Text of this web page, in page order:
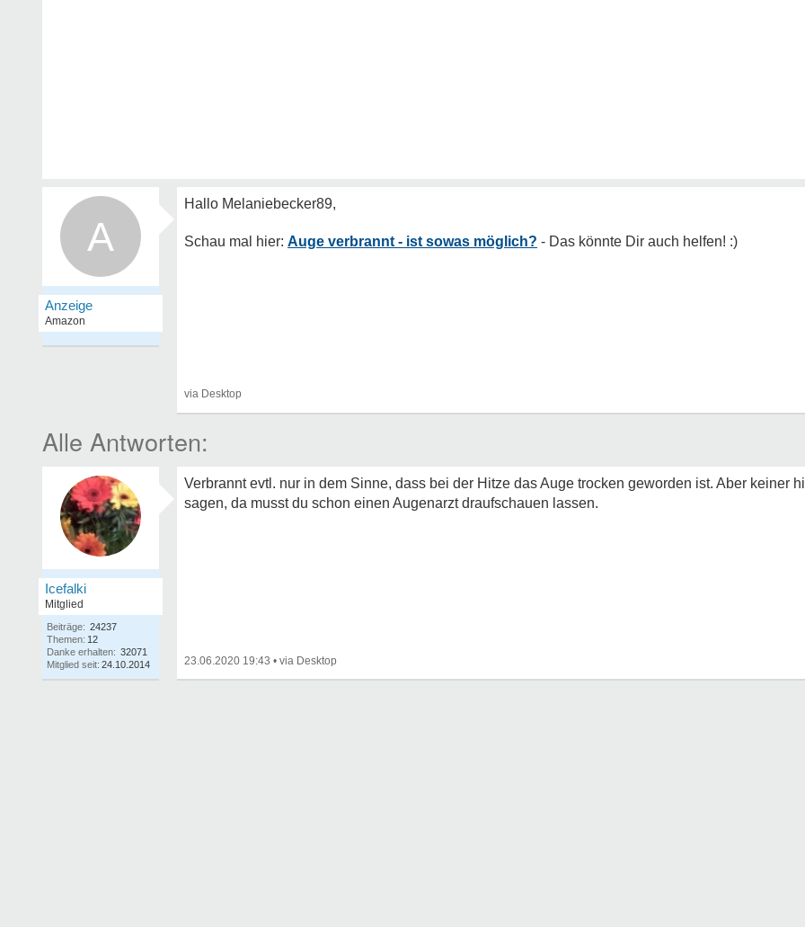
A Auge verbrannt - ist sowas möglich?
Icefalki
Mitglied
Beiträge: 24237
Themen: 12
Danke erhalten: 32071
Mitglied seit: 24.10.2014
Verbrannt evtl. nur in dem Sinne, dass bei der Hitze das Auge trocken geworden ist. Aber keiner
sagen, da musst du schon einen Augenarzt draufschauen lassen.
23.06.2020 19:43 •